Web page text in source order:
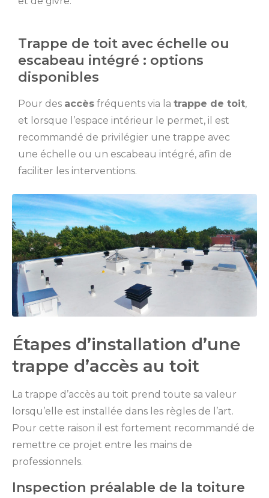
Trappe de toit avec échelle ou
escabeau intégré : options
disponibles
Pour des accès fréquents via la trappe de toit,
et lorsque l’espace intérieur le permet, il est
recommandé de privilégier une trappe avec
une échelle ou un escabeau intégré, afin de
faciliter les interventions.
Étapes d’installation d’une
trappe d’accès au toit
La trappe d’accès au toit prend toute sa valeur
lorsqu’elle est installée dans les règles de l’art.
Pour cette raison il est fortement recommandé de
remettre ce projet entre les mains de
professionnels.
Inspection préalable de la toiture